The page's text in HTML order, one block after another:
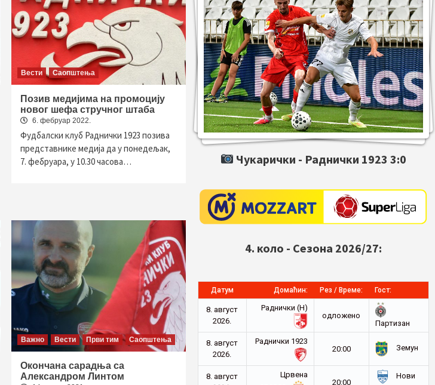
Вести Саопштења
Позив медијима на промоцију
новог шефа стручног штаба
6. фебруар 2022.
Фудбалски клуб Раднички 1923 позива
представнике медија да у понедељак,
7. фебруара, у 10.30 часова…
Важно Вести Први тим Саопштења
Окончана сарадња са
Александром Линтом
Чукарички - Раднички 1923 3:0
4. коло - Сезона 2026/27:
Датум Домаћин: Рез / Време: Гост:
8. август
2026.
Раднички (Н)
oдложено
Партизан
8. август
2026.
Раднички 1923
20:00
Земун
8. август
Црвена
20:00
Нови